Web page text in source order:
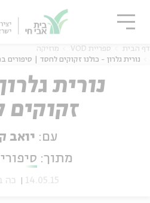
אנגלית
דף הבית ספריית VOD
מוזיקה
נורית גלרון - כולנו זקוקים לחסד | סיפורים
נורית
זקוקים
עם: יואב
מתוך:
14.05.15 כה
סגור